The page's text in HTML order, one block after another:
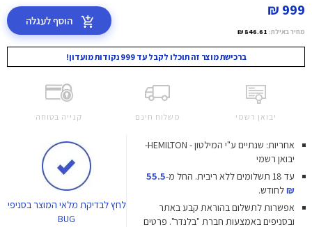
999 ₪
מחיר באילת: 846.61 ₪
הוסף לעגלה
ברכישת מוצר זה תוכלו לקבל עד 999 נקודות מועדון!
יבואן רשמי משלוח חינם קנייה בטוחה
אחריות: שנתיים ע"י המילטון - HEMILTON-
יבואן רשמי
עד 18 תשלומים ללא ריבית.
החל מ-55.5
₪לחודש.
אפשרות לתשלום בהוראת קבע באתר
ובסניפים באמצעות חברת "בלנדר". פרטים
לחץלבדיקת מלאי המוצר בסניפי
BUG